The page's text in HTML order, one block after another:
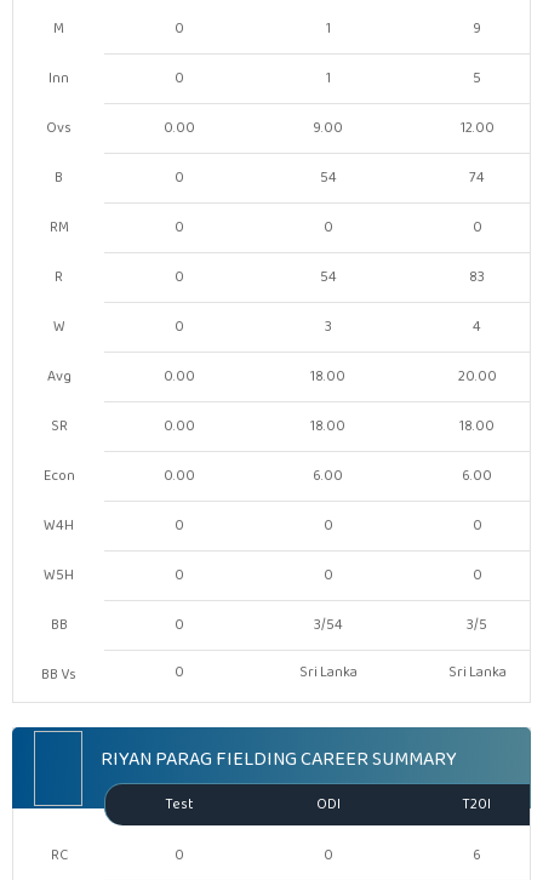
M
Inn
Ovs
B
RM
R
W
Avg
SR
Econ
W4H
W5H
BB
BB Vs
0 1 9
0 1 5
0.00 9.00 12.00
0 54 74
0 0 0
0 54 83
0 3 4
0.00 18.00 20.00
0.00 18.00 18.00
0.00 6.00 6.00
0 0 0
0 0 0
0 3/54
3/5
0
Sri Lanka Sri Lanka
RIYAN PARAG FIELDING CAREER SUMMARY
RC
Test ODI T20I
0 0 6